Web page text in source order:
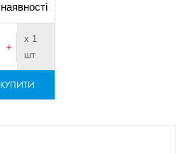
наявності
+
х 1
шт
КУПИТИ